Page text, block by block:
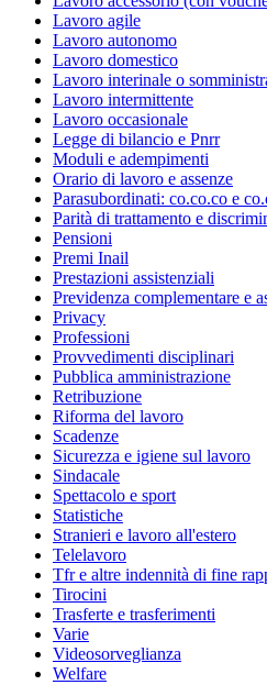
Lavoro agile
Lavoro autonomo
Lavoro domestico
Lavoro interinale o
Lavoro intermittente
Lavoro occasionale
Legge di bilancio e Pnrr
Moduli e adempimenti
Orario di lavoro e assenze
Parasubordinati: co.co.co e
Parità di trattamento e
Pensioni
Premi Inail
Prestazioni assistenziali
Previdenza complementare e
Privacy
Professioni
Provvedimenti disciplinari
Pubblica amministrazione
Retribuzione
Riforma del lavoro
Scadenze
Sicurezza e igiene sul lavoro
Sindacale
Spettacolo e sport
Statistiche
Stranieri e lavoro all'estero
Telelavoro
Tfr e altre indennità di fine
Tirocini
Trasferte e trasferimenti
Varie
Videosorveglianza
Welfare